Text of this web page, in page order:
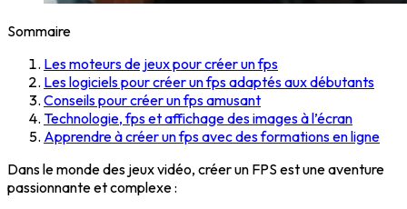
Sommaire
Les moteurs de jeux pour créer un fps
Les logiciels pour créer un fps adaptés aux débutants
Conseils pour créer un fps amusant
Technologie, fps et affichage des images à l’écran
Apprendre à créer un fps avec des formations en ligne
Dans le monde des jeux vidéo, créer un FPS est une aventure
passionnante et complexe :